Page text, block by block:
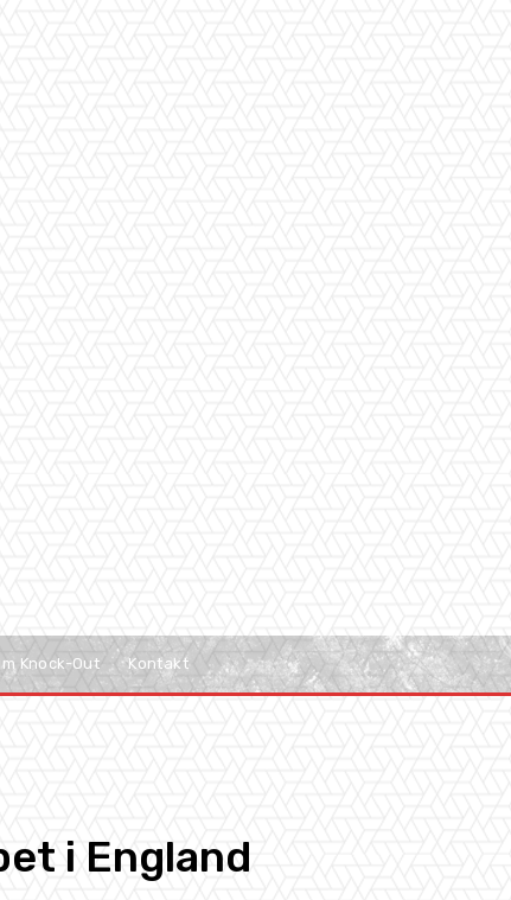
Knock-Out Kontakt
i England